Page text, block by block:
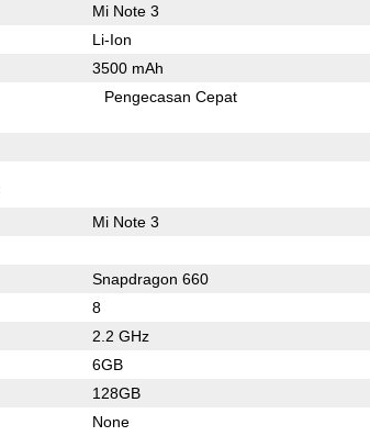
Mi Note 3
Li-Ion
3500 mAh
Pengecasan Cepat
Mi Note 3
Snapdragon 660
8
2.2 GHz
6GB
128GB
None